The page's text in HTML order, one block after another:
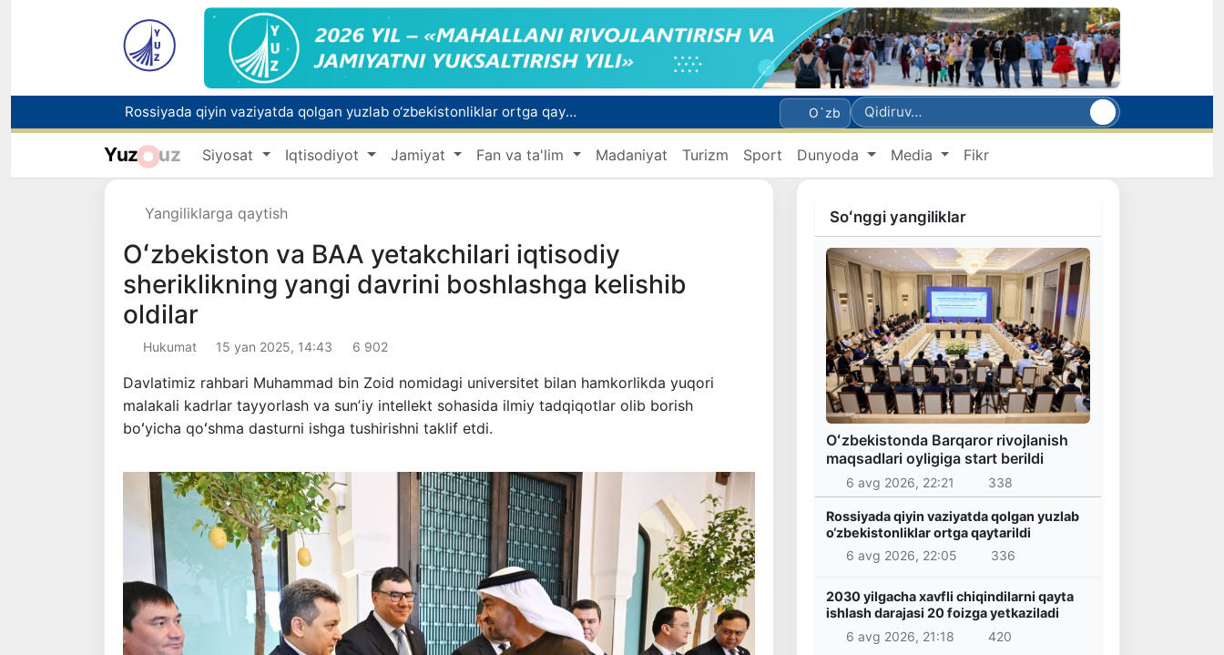
Rossiyada qiyin vaziyatda qolgan yuzlab o‘zbekistonliklar ortga qaytarildi
2030 yilgacha xavfli chiqindilarni qayta ishlash darajasi 20 foizga yetkaziladi
Oʻzbekistonda Barqaror rivojlanish maqsadlari oyligiga start berildi
O`zb
Yuz uz Siyosat Iqtisodiyot Jamiyat Fan va ta'lim Madaniyat Turizm Sport Dunyoda Media Fikr
Yangiliklarga qaytish
Oʻzbekiston va BAA yetakchilari iqtisodiy
sheriklikning yangi davrini boshlashga kelishib
oldilar
Hukumat 15 yan 2025, 14:43 6 902
Davlatimiz rahbari Muhammad bin Zoid nomidagi universitet bilan hamkorlikda yuqori
malakali kadrlar tayyorlash va sunʼiy intellekt sohasida ilmiy tadqiqotlar olib borish
boʻyicha qoʻshma dasturni ishga tushirishni taklif etdi.
Soʻnggi yangiliklar
Oʻzbekistonda Barqaror rivojlanish
maqsadlari oyligiga start berildi
6 avg 2026, 22:21 338
Rossiyada qiyin vaziyatda qolgan yuzlab
o‘zbekistonliklar ortga qaytarildi
6 avg 2026, 22:05
336
2030 yilgacha xavfli chiqindilarni qayta
ishlash darajasi 20 foizga yetkaziladi
6 avg 2026, 21:18
420